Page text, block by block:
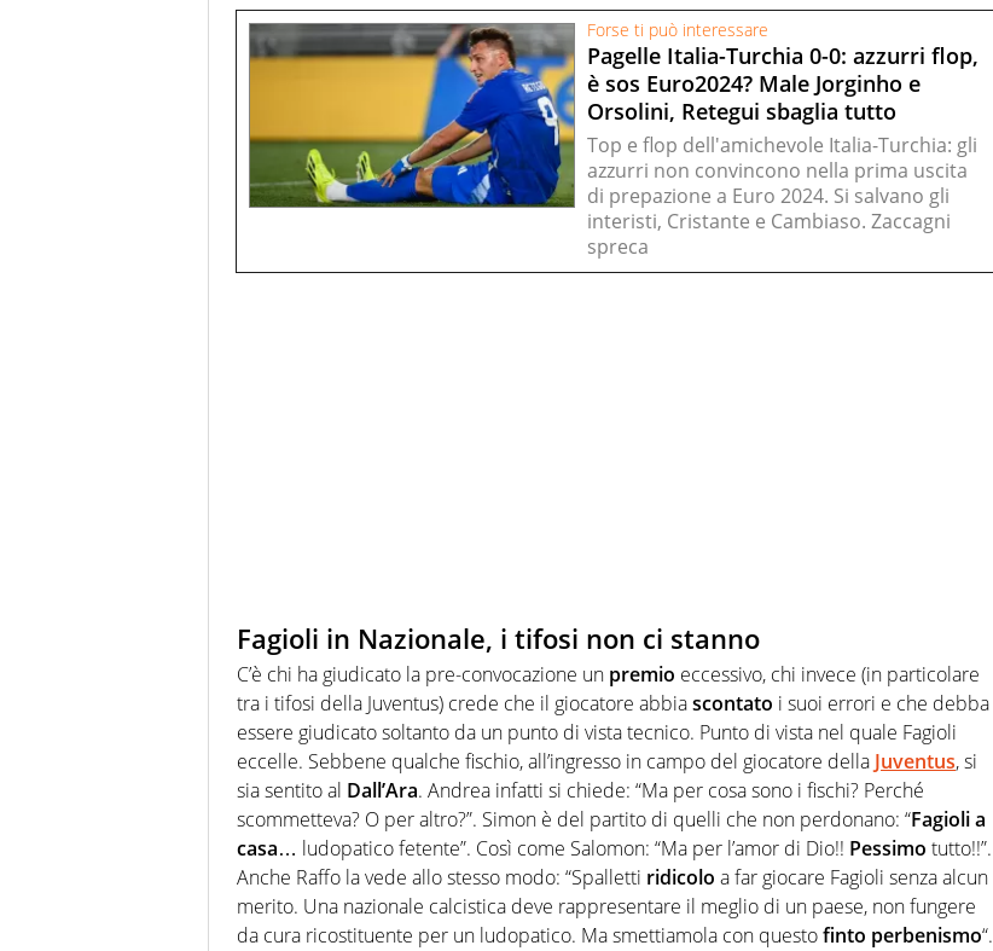
Forse ti può interessare
Pagelle Italia-Turchia 0-0: azzurri flop,
è sos Euro2024? Male Jorginho e
Orsolini, Retegui sbaglia tutto
Top e flop dell'amichevole Italia-Turchia: gli
azzurri non convincono nella prima uscita
di prepazione a Euro 2024. Si salvano gli
interisti, Cristante e Cambiaso. Zaccagni
spreca
Fagioli in Nazionale, i tifosi non ci stanno
C’è chi ha giudicato la pre-convocazione un premio eccessivo, chi invece (in particolare
tra i tifosi della Juventus) crede che il giocatore abbiascontato i suoi errori e che debba
essere giudicato soltanto da un punto di vista tecnico. Punto di vista nel quale Fagioli
eccelle. Sebbene qualche fischio, all’ingresso in campo del giocatore della Juventus, si
sia sentito al Dall’Ara. Andrea infatti si chiede: “Ma per cosa sono i fischi? Perché
scommetteva? O per altro?”. Simon è del partito di quelli che non perdonano: “Fagioli a
casa… ludopatico fetente”. Così come Salomon: “Ma per l’amor di Dio!! Pessimo tutto!!”.
Anche Raffo la vede allo stesso modo: “Spalletti ridicolo a far giocare Fagioli senza alcun
merito. Una nazionale calcistica deve rappresentare il meglio di un paese, non fungere
da cura ricostituente per un ludopatico. Ma smettiamola con questofinto perbenismo“.